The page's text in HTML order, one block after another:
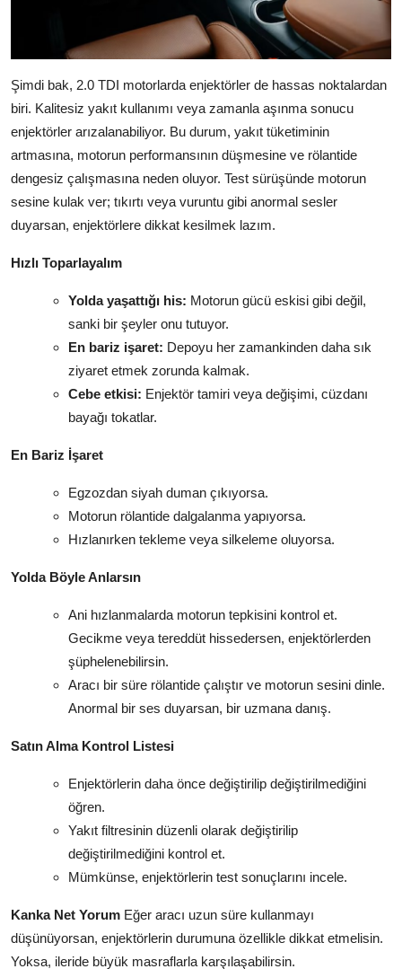
Şimdi bak, 2.0 TDI motorlarda enjektörler de hassas noktalardan
biri. Kalitesiz yakıt kullanımı veya zamanla aşınma sonucu
enjektörler arızalanabiliyor. Bu durum, yakıt tüketiminin
artmasına, motorun performansının düşmesine ve rölantide
dengesiz çalışmasına neden oluyor. Test sürüşünde motorun
sesine kulak ver; tıkırtı veya vuruntu gibi anormal sesler
duyarsan, enjektörlere dikkat kesilmek lazım.
Hızlı Toparlayalım
Yolda yaşattığı his: Motorun gücü eskisi gibi değil,
sanki bir şeyler onu tutuyor.
En bariz işaret: Depoyu her zamankinden daha sık
ziyaret etmek zorunda kalmak.
Cebe etkisi: Enjektör tamiri veya değişimi, cüzdanı
bayağı tokatlar.
En Bariz İşaret
Egzozdan siyah duman çıkıyorsa.
Motorun rölantide dalgalanma yapıyorsa.
Hızlanırken tekleme veya silkeleme oluyorsa.
Yolda Böyle Anlarsın
Ani hızlanmalarda motorun tepkisini kontrol et.
Gecikme veya tereddüt hissedersen, enjektörlerden
şüphelenebilirsin.
Aracı bir süre rölantide çalıştır ve motorun sesini dinle.
Anormal bir ses duyarsan, bir uzmana danış.
Satın Alma Kontrol Listesi
Enjektörlerin daha önce değiştirilip değiştirilmediğini
öğren.
Yakıt filtresinin düzenli olarak değiştirilip
değiştirilmediğini kontrol et.
Mümkünse, enjektörlerin test sonuçlarını incele.
Kanka Net Yorum Eğer aracı uzun süre kullanmayı
düşünüyorsan, enjektörlerin durumuna özellikle dikkat etmelisin.
Yoksa, ileride büyük masraflarla karşılaşabilirsin.